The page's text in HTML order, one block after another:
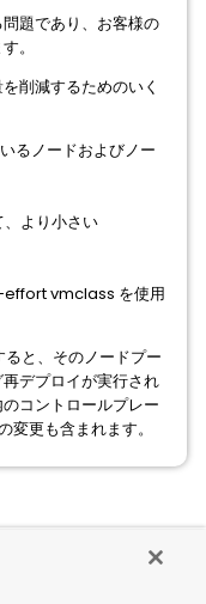
題であり、お客様の
。
削減するためのいく
ノードおよびノー
より小さい
effort vmclass を使用
と、そのノードプー
デプロイが実行され
コントロールプレー
更も含まれます。